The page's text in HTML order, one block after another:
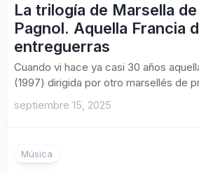
La trilogía de Marsella
Pagnol. Aquella Francia
entreguerras
Cuando vi hace ya casi 30 años
(1997) dirigida por otro marsellés de
septiembre 15, 2025
Música